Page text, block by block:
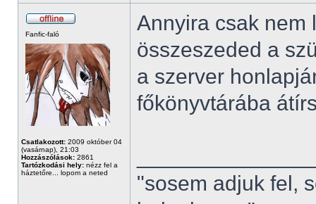
Fanfic-faló
Csatlakozott: 2009 október 04
(vasárnap), 21:03
Hozzászólások: 2861
Tartózkodási hely: nézz fel a
háztetőre... lopom a neted
Annyira csak nem
összeszeded a
a szerver
főkönyvtárába
"sosem adjuk fel,